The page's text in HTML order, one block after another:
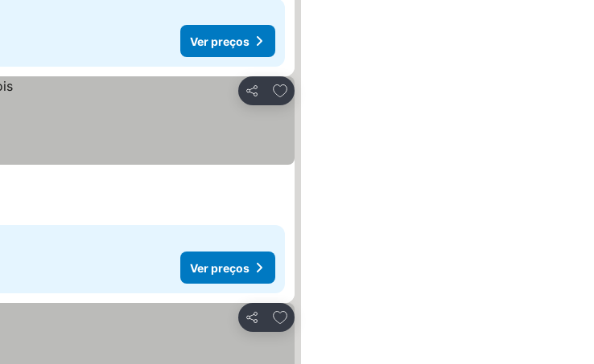
Ver preços
Partilhar
Adicionar aos favoritos
Ver preços
Partilhar
Adicionar aos favoritos